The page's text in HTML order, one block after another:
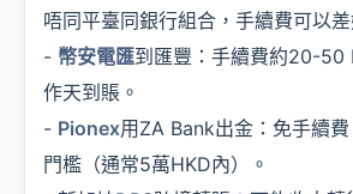
唔同平臺同銀行組合，手續費可以差
- 幣安電匯到匯豐：手續費約20-50
作天到賬。
- Pionex用ZA Bank出金：免手續
門檻（通常5萬HKD內）。